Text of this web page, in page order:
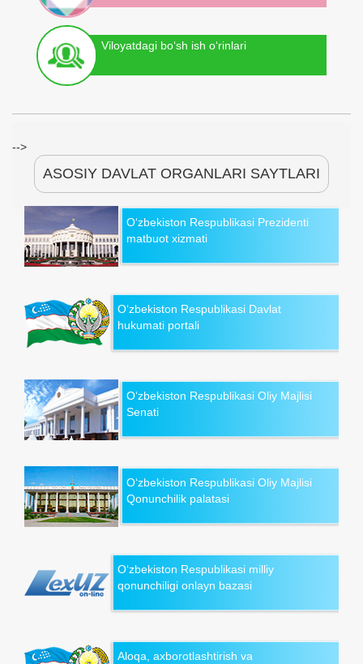
Viloyatdagi bo‘sh ish o‘rinlari
-->
ASOSIY DAVLAT ORGANLARI SAYTLARI
O‘zbekiston Respublikasi Prezidenti
matbuot xizmati
O‘zbekiston Respublikasi Davlat
hukumati portali
O‘zbekiston Respublikasi Oliy Majlisi
Senati
O‘zbekiston Respublikasi Oliy Majlisi
Qonunchilik palatasi
O‘zbekiston Respublikasi milliy
qonunchiligi onlayn bazasi
Aloqa, axborotlashtirish va